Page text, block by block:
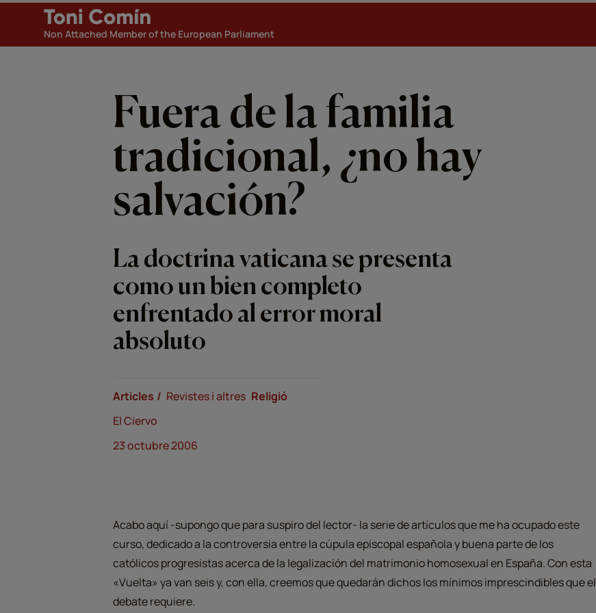
Non Attached Member of the European Parliament
Fuera de la familia
tradicional, ¿no hay
salvación?
La doctrina vaticana se presenta
como un bien completo
enfrentado al error moral
absoluto
Articles
Revistes i altres
El Ciervo
23 octubre 2006
Religió
Acabo aquí -supongo que para suspiro del lector- la serie de artículos que me ha ocupado este
curso, dedicado a la controversia entre la cúpula episcopal española y buena parte de los
católicos progresistas acerca de la legalización del matrimonio homosexual en España. Con esta
«Vuelta» ya van seis y, con ella, creemos que quedarán dichos los mínimos imprescindibles que el
debate requiere.